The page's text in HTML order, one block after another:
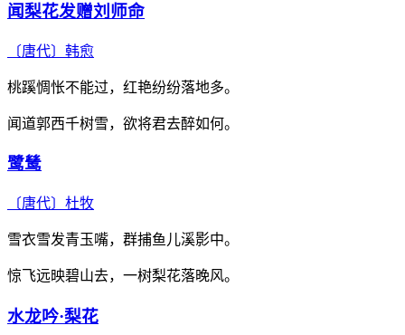
闻梨花发赠刘师命
〔唐代〕 韩愈
桃蹊惆怅不能过，红艳纷纷落地多。
闻道郭西千树雪，欲将君去醉如何。
鹭鸶
〔唐代〕 杜牧
雪衣雪发青玉嘴，群捕鱼儿溪影中。
惊飞远映碧山去，一树梨花落晚风。
水龙吟·梨花